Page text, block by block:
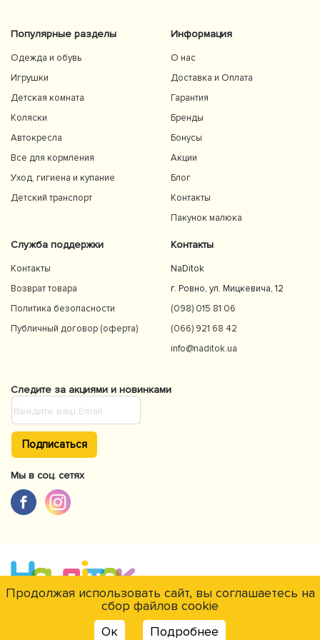
Популярные разделы
Одежда и обувь
Игрушки
Детская комната
Коляски
Автокресла
Все для кормления
Уход, гигиена и купание
Детский транспорт
Информация
О нас
Доставка и Оплата
Гарантия
Бренды
Бонусы
Акции
Блог
Контакты
Пакунок малюка
Служба поддержки
Контакты
Возврат товара
Политика безопасности
Публичный договор (оферта)
Контакты
NaDitok
г. Ровно, ул. Мицкевича, 12
(098) 015 81 06
(066) 921 68 42
info@naditok.ua
Следите за акциями и новинками
Подписаться
Мы в соц. сетях
© NaDitok © 2012-2026Интернет-магазин товаров для детей Naditok.
Продолжая использовать сайт, вы соглашаетесь на
сбор файлов cookie
Ок
Подробнее